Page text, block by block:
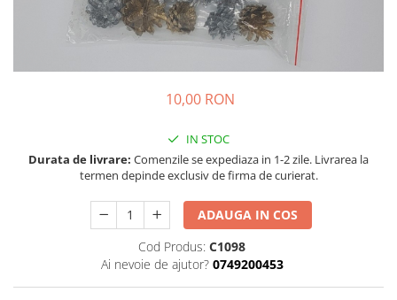
10,00 RON
IN STOC
Durata de livrare: Comenzile se expediaza in 1-2 zile. Livrarea la
termen depinde exclusiv de firma de curierat.
ADAUGA IN COS
Cod Produs: C1098
Ai nevoie de ajutor? 0749200453